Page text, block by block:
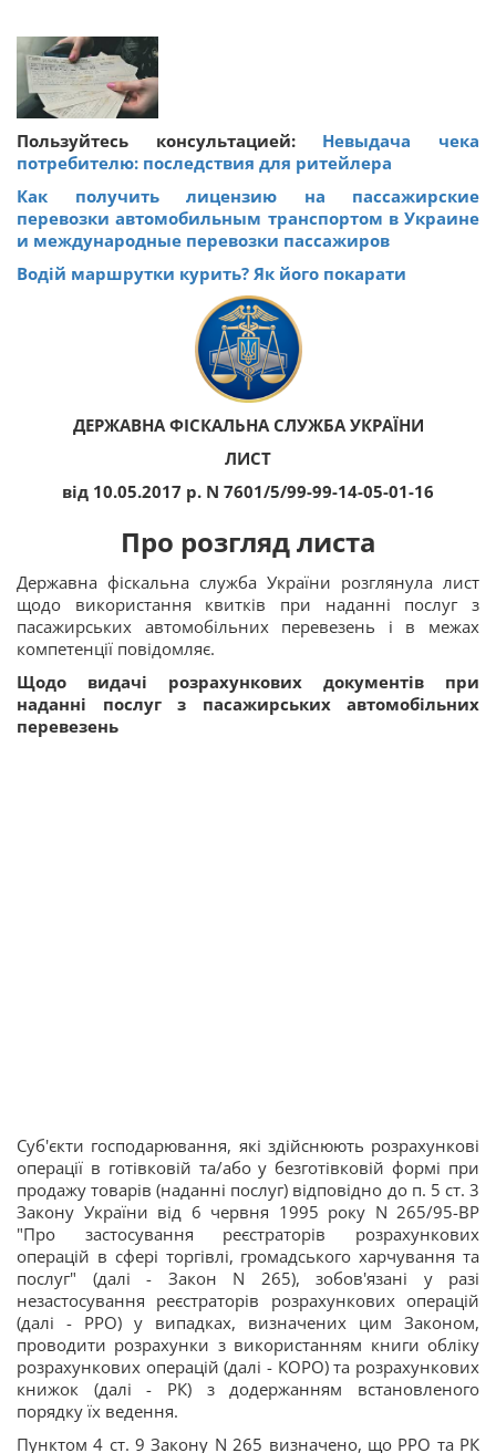
Пользуйтесь консультацией: Невыдача чека
потребителю: последствия для ритейлера
Как получить лицензию на пассажирские
перевозки автомобильным транспортом в Украине
и международные перевозки пассажиров
Водій маршрутки курить? Як його покарати
ДЕРЖАВНА ФІСКАЛЬНА СЛУЖБА УКРАЇНИ
ЛИСТ
від 10.05.2017 р. N 7601/5/99-99-14-05-01-16
Про розгляд листа
Державна фіскальна служба України розглянула лист
щодо використання квитків при наданні послуг з
пасажирських автомобільних перевезень і в межах
компетенції повідомляє.
Щодо видачі розрахункових документів при
наданні послуг з пасажирських автомобільних
перевезень
Суб'єкти господарювання, які здійснюють розрахункові
операції в готівковій та/або у безготівковій формі при
продажу товарів (наданні послуг) відповідно до п. 5 ст. 3
Закону України від 6 червня 1995 року N 265/95-ВР
"Про застосування реєстраторів розрахункових
операцій в сфері торгівлі, громадського харчування та
послуг" (далі - Закон N 265), зобов'язані у разі
незастосування реєстраторів розрахункових операцій
(далі - РРО) у випадках, визначених цим Законом,
проводити розрахунки з використанням книги обліку
розрахункових операцій (далі - КОРО) та розрахункових
книжок (далі - РК) з додержанням встановленого
порядку їх ведення.
Пунктом 4 ст. 9 Закону N 265 визначено, що РРО та РК